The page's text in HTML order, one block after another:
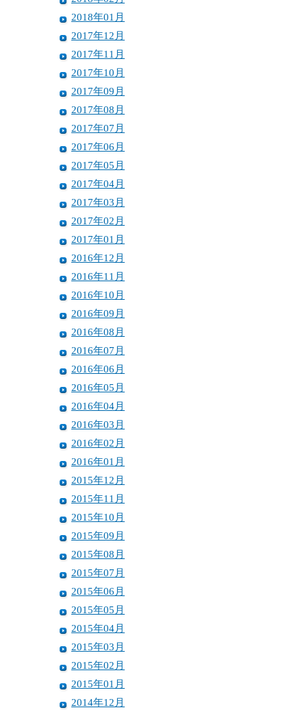
2018年01月
2017年12月
2017年11月
2017年10月
2017年09月
2017年08月
2017年07月
2017年06月
2017年05月
2017年04月
2017年03月
2017年02月
2017年01月
2016年12月
2016年11月
2016年10月
2016年09月
2016年08月
2016年07月
2016年06月
2016年05月
2016年04月
2016年03月
2016年02月
2016年01月
2015年12月
2015年11月
2015年10月
2015年09月
2015年08月
2015年07月
2015年06月
2015年05月
2015年04月
2015年03月
2015年02月
2015年01月
2014年12月